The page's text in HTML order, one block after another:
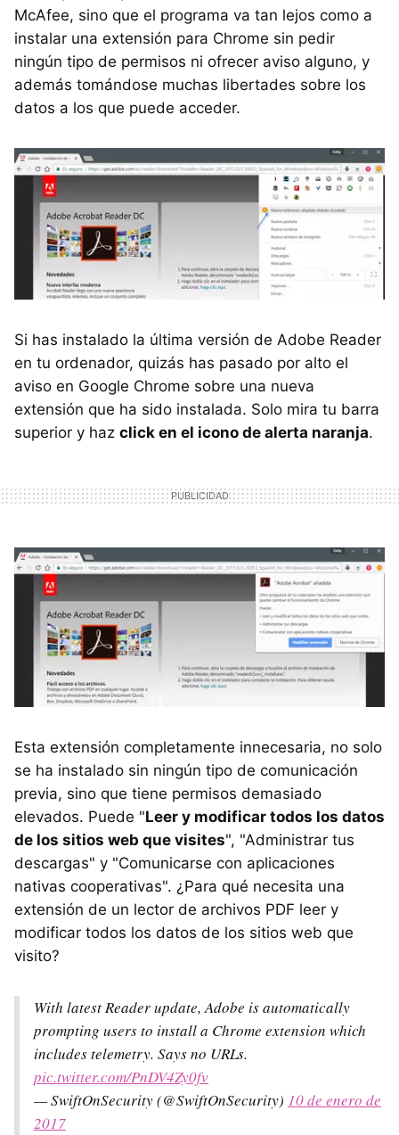
McAfee, sino que el programa va tan lejos como a
instalar una extensión para Chrome sin pedir
ningún tipo de permisos ni ofrecer aviso alguno, y
además tomándose muchas libertades sobre los
datos a los que puede acceder.
Si has instalado la última versión de Adobe Reader
en tu ordenador, quizás has pasado por alto el
aviso en Google Chrome sobre una nueva
extensión que ha sido instalada. Solo mira tu barra
superior y haz click en el icono de alerta naranja.
Esta extensión completamente innecesaria, no solo
se ha instalado sin ningún tipo de comunicación
previa, sino que tiene permisos demasiado
elevados. Puede "Leer y modificar todos los datos
de los sitios web que visites", "Administrar tus
descargas" y "Comunicarse con aplicaciones
nativas cooperativas". ¿Para qué necesita una
extensión de un lector de archivos PDF leer y
modificar todos los datos de los sitios web que
visito?
With latest Reader update, Adobe is automatically
prompting users to install a Chrome extension which
includes telemetry. Says no URLs.
pic.twitter.com/PnDV4Zy0fv
— SwiftOnSecurity (@SwiftOnSecurity) 10 de enero de
2017